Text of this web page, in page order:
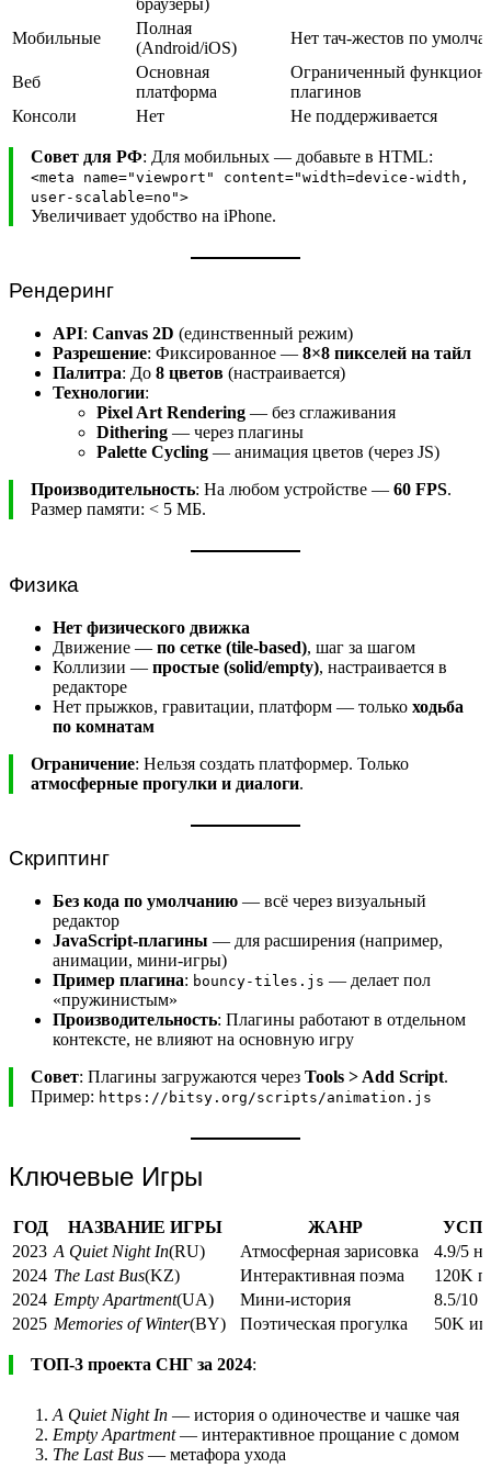
Мобильные
Полная
(Android/iOS)
Нет тач-жестов по
Веб
Основная
платформа
Ограниченный
плагинов
Консоли
Нет Не поддерживается
Совет для РФ: Для мобильных — добавьте в HTML:
<meta name="viewport" content="width=device-width,
user-scalable=no">
Увеличивает удобство на iPhone.
Рендеринг
API: Canvas 2D (единственный режим)
Разрешение: Фиксированное — 8×8 пикселей на тайл
Палитра: До 8 цветов (настраивается)
Технологии:
Pixel Art Rendering — без сглаживания
Dithering — через плагины
Palette Cycling — анимация цветов (через JS)
Производительность: На любом устройстве — 60 FPS.
Размер памяти: < 5 МБ.
Физика
Нет физического движка
Движение — по сетке (tile-based), шаг за шагом
Коллизии — простые (solid/empty), настраивается в
редакторе
Нет прыжков, гравитации, платформ — только ходьба
по комнатам
Ограничение: Нельзя создать платформер. Только
атмосферные прогулки и диалоги.
Скриптинг
Без кода по умолчанию — всё через визуальный
редактор
JavaScript-плагины — для расширения (например,
анимации, мини-игры)
Пример плагина: bouncy-tiles.js — делает пол
«пружинистым»
Производительность: Плагины работают в отдельном
контексте, не влияют на основную игру
Совет: Плагины загружаются через Tools > Add Script.
Пример: https://bitsy.org/scripts/animation.js
Ключевые Игры
ГОД НАЗВАНИЕ ИГРЫ ЖАНР
2023 A Quiet Night In(RU) Атмосферная зарисовка
4.9/5
2024 The Last Bus(KZ) Интерактивная поэма
120K
2024 Empty Apartment(UA) Мини-история
8.5/10
2025 Memories of Winter(BY) Поэтическая прогулка 50K
ТОП-3 проекта СНГ за 2024:
A Quiet Night In — история о одиночестве и чашке чая
Empty Apartment— интерактивное прощание с домом
The Last Bus — метафора ухода